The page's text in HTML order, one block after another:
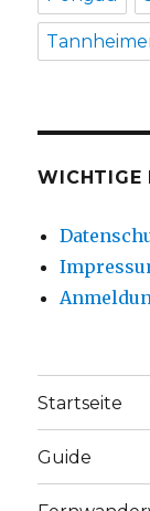
WICHTIGE
Startseite
Guide